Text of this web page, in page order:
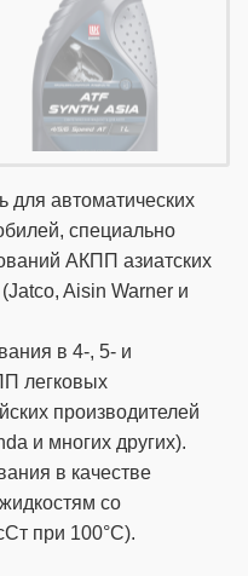
для автоматических
специально
АКПП азиатских
Aisin Warner и
в 4-, 5- и
легковых
производителей
и многих других).
в качестве
со
при 100°С).